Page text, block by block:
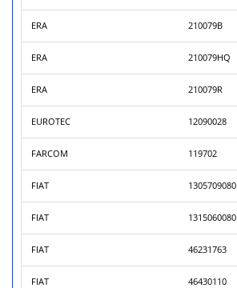
ERA 210079B
ERA 210079HQ
ERA 210079R
EUROTEC 12090028
FARCOM 119702
FIAT 1305709080
FIAT 1315060080
FIAT 46231763
FIAT 46430110